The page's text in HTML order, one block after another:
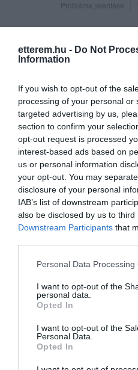
etterem.hu - Do Not
Information
If you wish to opt-out of the
processing of your personal or
targeted advertising by us,
section to confirm your
opt-out request is processed
interest-based ads based on
us or personal information
your opt-out. You may
disclosure of your personal
IAB’s list of downstream
also be disclosed by us to third
Downstream Participants that
Please note that this website/
not limited to your visit or
grant or deny consent to
use your data for below
consent section.
Personal Data Processing
I want to opt-out of the
personal data.
Opted In
I want to opt-out of the
Personal Data.
Opted In
Probléma jelentése
Értékelések
5.0 5 6